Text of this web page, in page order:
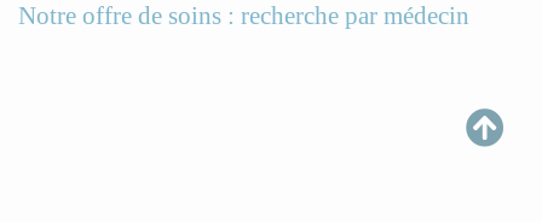
Notre offre de soins : recherche par médecin